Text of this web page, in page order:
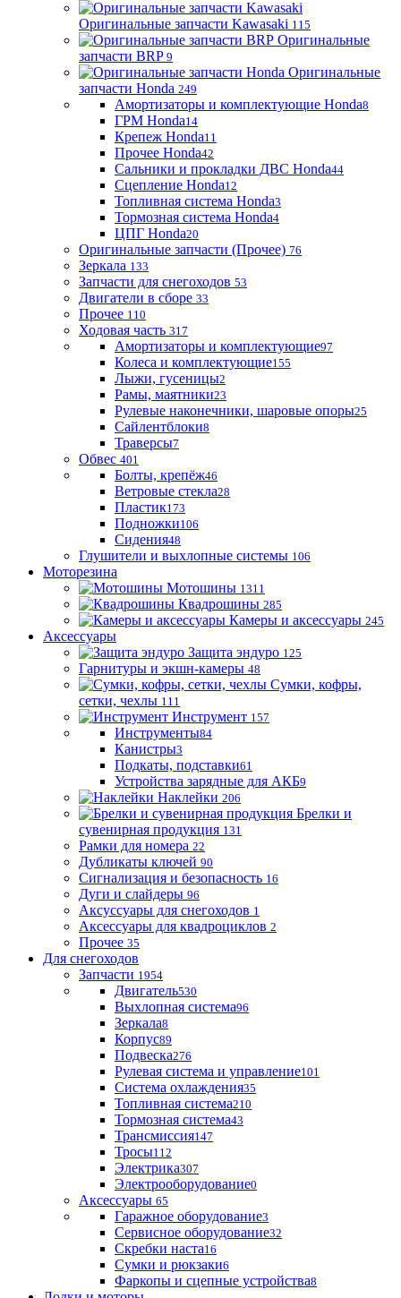
Оригинальные запчасти Kawasaki 115
Оригинальные
запчасти BRP 9
Оригинальные
запчасти Honda 249
Амортизаторы и комплектующие Honda8
ГРМ Honda14
Крепеж Honda11
Прочее Honda42
Сальники и прокладки ДВС Honda44
Сцепление Honda12
Топливная система Honda3
Тормозная система Honda4
ЦПГ Honda20
Оригинальные запчасти (Прочее) 76
Зеркала 133
Запчасти для снегоходов 53
Двигатели в сборе 33
Прочее 110
Ходовая часть 317
Амортизаторы и комплектующие97
Колеса и комплектующие155
Лыжи, гусеницы2
Рамы, маятники23
Рулевые наконечники, шаровые опоры25
Сайлентблоки8
Траверсы7
Обвес 401
Болты, крепёж46
Ветровые стекла28
Пластик173
Подножки106
Сидения48
Глушители и выхлопные системы 106
Моторезина
Мотошины 1311
Квадрошины 285
Камеры и аксессуары 245
Аксессуары
Защита эндуро 125
Гарнитуры и экшн-камеры 48
Сумки, кофры,
сетки, чехлы 111
Инструмент 157
Инструменты84
Канистры3
Подкаты, подставки61
Устройства зарядные для АКБ9
Наклейки 206
Брелки и
сувенирная продукция 131
Рамки для номера 22
Дубликаты ключей 90
Сигнализация и безопасность 16
Дуги и слайдеры 96
Аксуссуары для снегоходов 1
Аксессуары для квадроциклов 2
Прочее 35
Для снегоходов
Запчасти 1954
Двигатель530
Выхлопная система96
Зеркала8
Корпус89
Подвеска276
Рулевая система и управление101
Система охлаждения35
Топливная система210
Тормозная система43
Трансмиссия147
Тросы112
Электрика307
Электрооборудование0
Аксессуары 65
Гаражное оборудование3
Сервисное оборудование32
Скребки наста16
Сумки и рюкзаки6
Фаркопы и сцепные устройства8